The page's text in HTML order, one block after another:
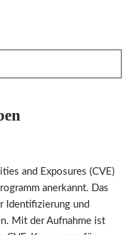
and Exposures (CVE)
anerkannt. Das
Identifizierung und
Mit der Aufnahme ist